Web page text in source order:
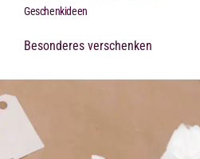
Geschenk­ideen
Besonderes verschenken